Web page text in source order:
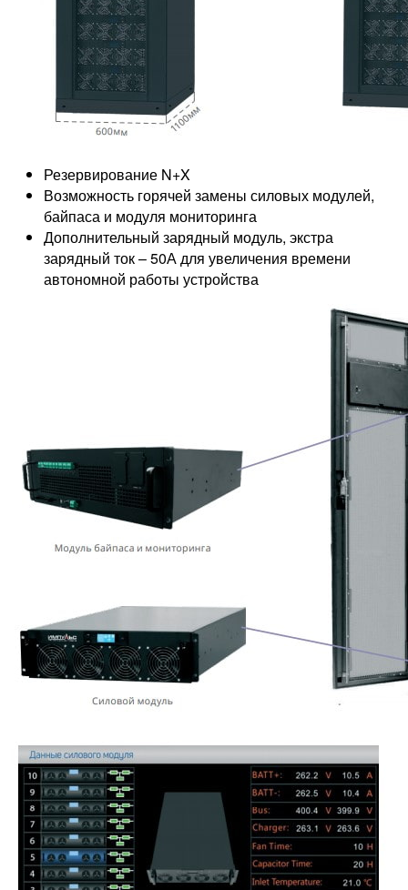
Резервирование N+X
Возможность горячей замены силовых модулей,
байпаса и модуля мониторинга
Дополнительный зарядный модуль, экстра
зарядный ток – 50А для увеличения времени
автономной работы устройства